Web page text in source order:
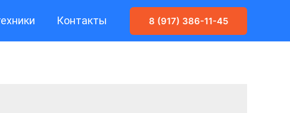
Контакты 8 (917) 386-11-45